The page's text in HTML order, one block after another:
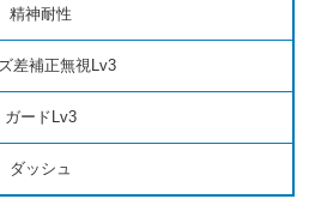
精神耐性
差補正無視Lv3
ガードLv3
ダッシュ